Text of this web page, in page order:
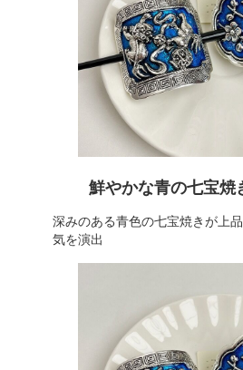
鮮やかな青の七宝焼
深みのある青色の七宝焼きが上
気を演出